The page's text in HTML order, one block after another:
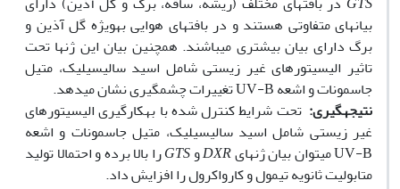
بیان‏های متفاوتی هستند و در بافت‏های هوایی به‏ویژه گل آذین و
برگ دارای بیان بیشتری می‏باشند. همچنین بیان این ژن‏ها تحت
تاثیر الیسیتورهای غیر زیستی شامل اسید سالیسیلیک‏، متیل
جاسمونات و اشعه UV-B تغییرات چشم‏گیری نشان می‏دهد.
نتیجهگیری: تحت شرایط کنترل شده با به‏کارگیری الیسیتورهای
غیر زیستی شامل اسید سالیسیلیک‏، متیل جاسمونات و اشعه
UV-B می‏توان بیان ژ‏ن‏های
DXRوGTSرا بالا برده و احتمالا تولید
متابولیت ثانویه تیمول و کارواکرول را افزایش داد.